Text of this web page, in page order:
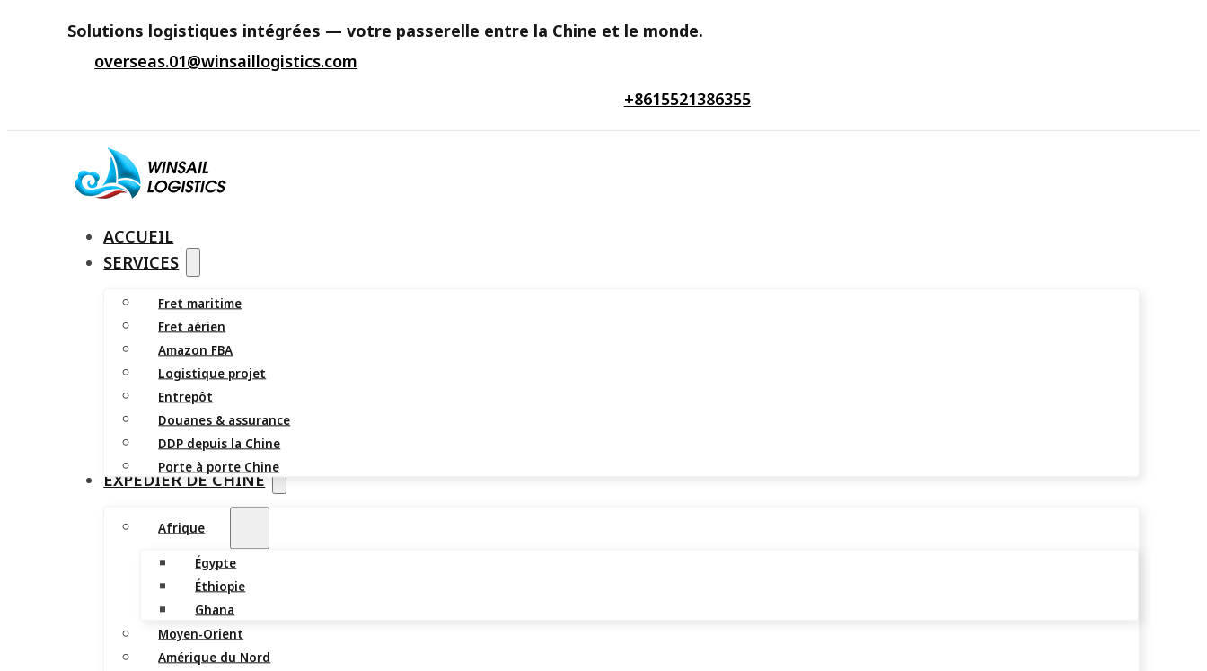
Solutions logistiques intégrées — votre passerelle entre la Chine et le monde.
overseas.01@winsaillogistics.com
+8615521386355
ACCUEIL
SERVICES
Fret maritime
Fret aérien
Amazon FBA
Logistique projet
Entrepôt
Douanes & assurance
DDP depuis la Chine
Porte à porte Chine
EXPÉDIER DE CHINE
Afrique
Égypte
Éthiopie
Ghana
Moyen-Orient
Amérique du Nord